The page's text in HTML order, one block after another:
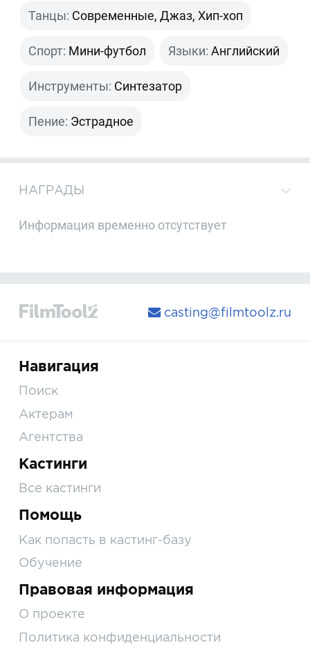
Танцы: Современные, Джаз, Хип-хоп
Спорт: Мини-футбол Языки: Английский
Инструменты: Синтезатор
Пение: Эстрадное
НАГРАДЫ
Информация временно отсутствует
casting@filmtoolz.ru
Навигация
Поиск
Актерам
Агентства
Кастинги
Все кастинги
Помощь
Как попасть в кастинг-базу
Обучение
Правовая информация
О проекте
Политика конфиденциальности